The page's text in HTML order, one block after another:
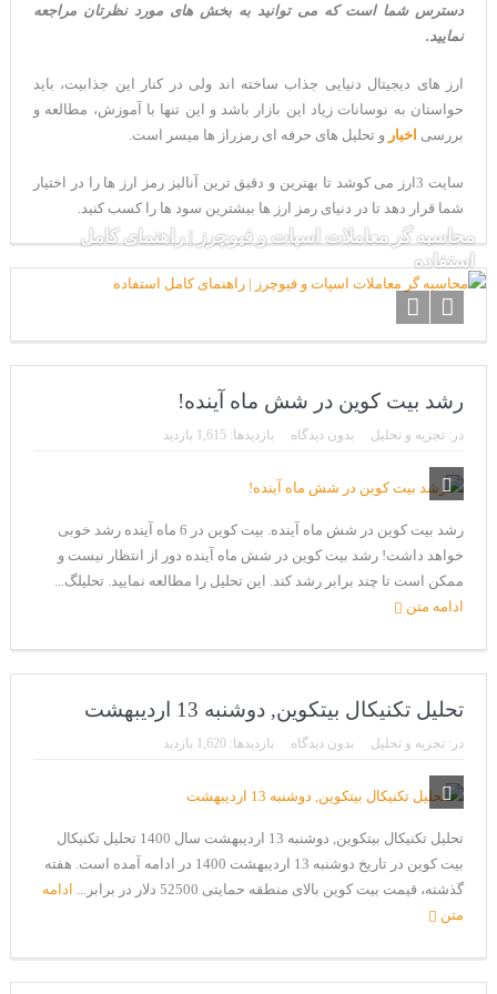
دسترس شما است که می توانید به بخش های مورد نظرتان مراجعه
نمایید.
ارز های دیجیتال دنیایی جذاب ساخته اند ولی در کنار این جذابیت، باید
حواستان به نوسانات زیاد این بازار باشد و این تنها با آموزش، مطالعه و
بررسی اخبار و تحلیل های حرفه ای رمزراز ها میسر است.
سایت 3ارز می کوشد تا بهترین و دقیق ترین آنالیز رمز ارز ها را در اختیار
شما قرار دهد تا در دنیای رمز ارز ها بیشترین سود ها را کسب کنید.
محاسبه گر معاملات اسپات و فیوچرز | راهنمای کامل
استفاده
رشد بیت کوین در شش ماه آینده!
در: تجزیه و تحلیل بدون دیدگاه بازدیدها: 1,615 بازدید
رشد بیت کوین در شش ماه آینده. بیت کوین در 6 ماه آینده رشد خوبی
خواهد داشت! رشد بیت کوین در شش ماه آینده دور از انتظار نیست و
ممکن است تا چند برابر رشد کند. این تحلیل را مطالعه نمایید. تحلیلگ...
ادامه متن
تحلیل تکنیکال بیتکوین, دوشنبه 13 اردیبهشت
در: تجزیه و تحلیل بدون دیدگاه بازدیدها: 1,620 بازدید
تحلیل تکنیکال بیتکوین, دوشنبه 13 اردیبهشت سال 1400 تحلیل تکنیکال
بیت کوین در تاریخ دوشنبه 13 اردیبهشت 1400 در ادامه آمده است. هفته
گذشته، قیمت بیت کوین بالای منطقه حمایتی 52500 دلار در برابر...
ادامه
متن